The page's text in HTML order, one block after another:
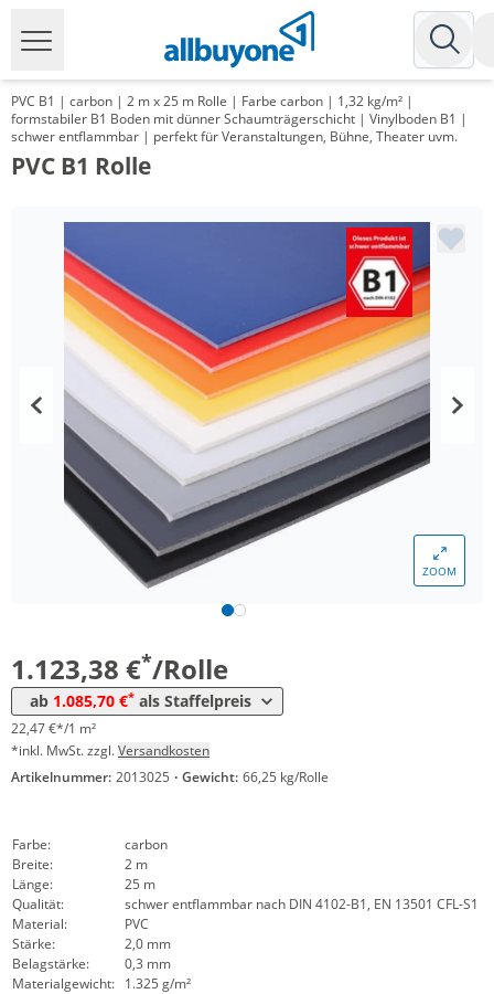
PVC B1 | carbon | 2 m x 25 m Rolle | Farbe carbon | 1,32 kg/m² |
formstabiler B1 Boden mit dünner Schaumträgerschicht | Vinylboden B1 |
schwer entflammbar | perfekt für Veranstaltungen, Bühne, Theater uvm.
PVC B1 Rolle
ZOOM
1.123,38 €*/Rolle
ab 1.085,70 €* als Staffelpreis
22,47 €*/1 m²
*inkl. MwSt. zzgl.Versandkosten
Artikelnummer: 2013025 · Gewicht: 66,25 kg/Rolle
Farbe:
carbon
Breite:
2 m
Länge:
25 m
Qualität:
schwer entflammbar nach DIN 4102-B1, EN 13501 CFL-S1
Material:
PVC
Stärke:
2,0 mm
Belagstärke:
0,3 mm
Materialgewicht: 1.325 g/m²